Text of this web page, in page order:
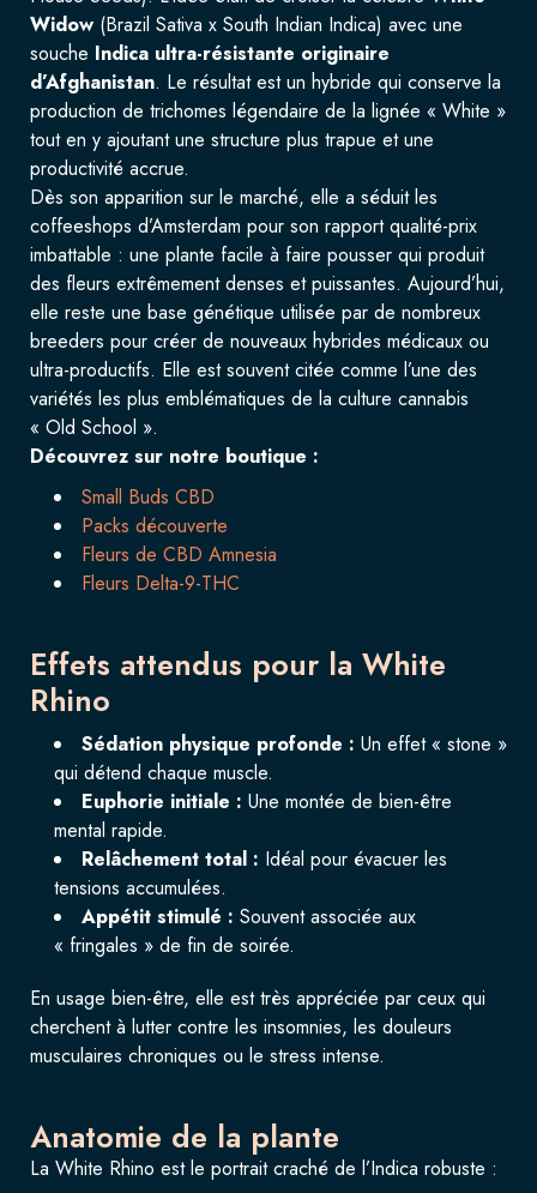
Widow (Brazil Sativa x South Indian Indica) avec une
souche Indica ultra-résistante originaire
d’Afghanistan. Le résultat est un hybride qui conserve la
production de trichomes légendaire de la lignée « White »
tout en y ajoutant une structure plus trapue et une
productivité accrue.
Dès son apparition sur le marché, elle a séduit les
coffeeshops d’Amsterdam pour son rapport qualité-prix
imbattable : une plante facile à faire pousser qui produit
des fleurs extrêmement denses et puissantes. Aujourd’hui,
elle reste une base génétique utilisée par de nombreux
breeders pour créer de nouveaux hybrides médicaux ou
ultra-productifs. Elle est souvent citée comme l’une des
variétés les plus emblématiques de la culture cannabis
« Old School ».
Découvrez sur notre boutique :
Small Buds CBD
Packs découverte
Fleurs de CBD Amnesia
Fleurs Delta-9-THC
Effets attendus pour la White
Rhino
Sédation physique profonde : Un effet « stone »
qui détend chaque muscle.
Euphorie initiale : Une montée de bien-être
mental rapide.
Relâchement total : Idéal pour évacuer les
tensions accumulées.
Appétit stimulé : Souvent associée aux
« fringales » de fin de soirée.
En usage bien-être, elle est très appréciée par ceux qui
cherchent à lutter contre les insomnies, les douleurs
musculaires chroniques ou le stress intense.
Anatomie de la plante
La White Rhino est le portrait craché de l’Indica robuste :